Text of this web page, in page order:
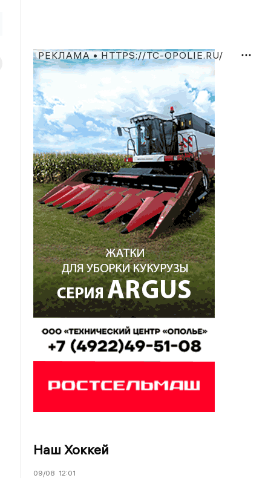
РЕКЛАМА • HTTPS://TC-OPOLIE.RU/
Наш Хоккей
09/08 12:01